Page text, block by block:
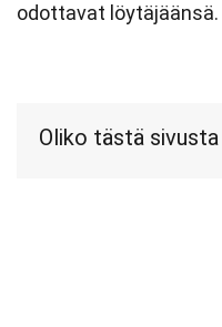
odottavat löytäjäänsä.
Oliko tästä sivusta